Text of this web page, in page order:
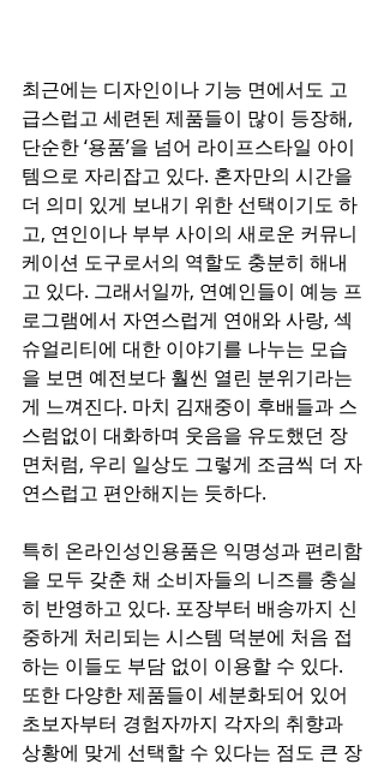
최근에는 디자인이나 기능 면에서도 고
급스럽고 세련된 제품들이 많이 등장해,
단순한 ‘용품’을 넘어 라이프스타일 아이
템으로 자리잡고 있다. 혼자만의 시간을
더 의미 있게 보내기 위한 선택이기도 하
고, 연인이나 부부 사이의 새로운 커뮤니
케이션 도구로서의 역할도 충분히 해내
고 있다. 그래서일까, 연예인들이 예능 프
로그램에서 자연스럽게 연애와 사랑, 섹
슈얼리티에 대한 이야기를 나누는 모습
을 보면 예전보다 훨씬 열린 분위기라는
게 느껴진다. 마치 김재중이 후배들과 스
스럼없이 대화하며 웃음을 유도했던 장
면처럼, 우리 일상도 그렇게 조금씩 더 자
연스럽고 편안해지는 듯하다.
특히 온라인성인용품은 익명성과 편리함
을 모두 갖춘 채 소비자들의 니즈를 충실
히 반영하고 있다. 포장부터 배송까지 신
중하게 처리되는 시스템 덕분에 처음 접
하는 이들도 부담 없이 이용할 수 있다.
또한 다양한 제품들이 세분화되어 있어
초보자부터 경험자까지 각자의 취향과
상황에 맞게 선택할 수 있다는 점도 큰 장